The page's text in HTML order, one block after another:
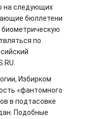
на следующих
бюллетени
биометрическую
по
Избирком
«фантомного
в подтасовке
Подобные